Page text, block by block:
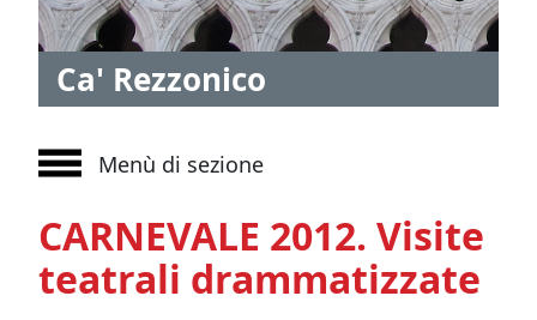
Ca' Rezzonico
Menù di sezione
CARNEVALE 2012. Visite
teatrali drammatizzate